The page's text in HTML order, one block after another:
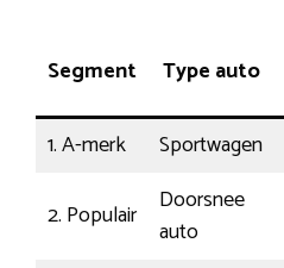
Segment Type auto
1. A-merk Sportwagen
2. Populair
Doorsnee
auto